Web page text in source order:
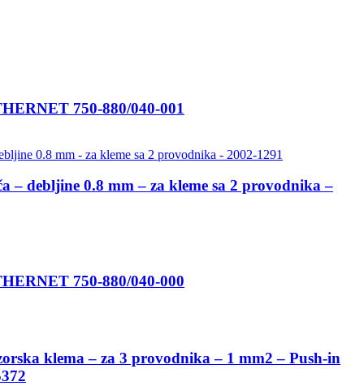
750-880/040-001
– debljine 0.8 mm – za kleme sa 2 provodnika –
750-880/040-000
klema – za 3 provodnika – 1 mm2 – Push-in